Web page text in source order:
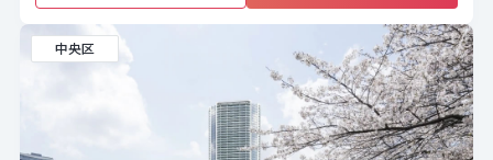
中央区